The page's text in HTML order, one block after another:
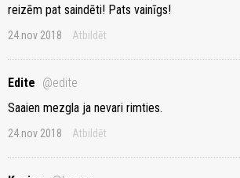
reizēm pat saindēti! Pats vainīgs!
24.nov 2018 Atbildēt
Edite @edite
Saaien mezgla ja nevari rimties.
24.nov 2018 Atbildēt